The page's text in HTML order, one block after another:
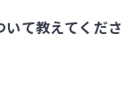
て教えてくださ